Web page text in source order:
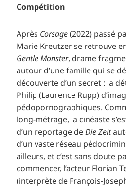
Compétition
Après Corsage(2022) passé
Marie Kreutzer se retrouve
Gentle Monster, drame
autour d’une famille qui se
découverte d’un secret : la
Philip (Laurence Rupp)
pédopornographiques.
long-métrage, la cinéaste
d’un reportage deDie Zeit
d’un vaste réseau
ailleurs, et c’est sans doute
commencer, l’acteur Florian
(interprète de François-